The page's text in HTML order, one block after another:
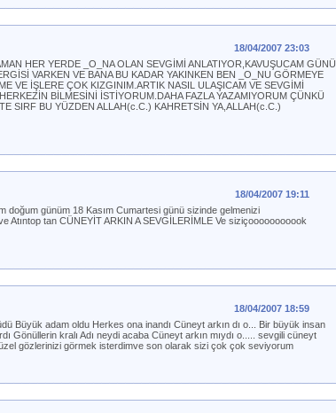
18/04/2007 23:03
HER YERDE _O_NA OLAN SEVGİMİ ANLATIYOR,KAVUŞUCAM GÜNÜ
VARKEN VE BANA BU KADAR YAKINKEN BEN _O_NU GÖRMEYE
VE İŞLERE ÇOK KIZGINIM.ARTIK NASIL ULAŞICAM VE SEVGİMİ
BİLMESİNİ İSTİYORUM.DAHA FAZLA YAZAMIYORUM ÇÜNKÜ
SIRF BU YÜZDEN ALLAH(c.C.) KAHRETSİN YA,ALLAH(c.C.)
18/04/2007 19:11
günüm 18 Kasım Cumartesi günü sizinde gelmenizi
tan CÜNEYİT ARKIN A SEVGİLERİMLE Ve siziçooooooooook
18/04/2007 18:59
Büyük adam oldu Herkes ona inandı Cüneyt arkın dı o... Bir büyük insan
Gönüllerin kralı Adı neydi acaba Cüneyt arkın mıydı o..... sevgili cüneyt
gözlerinizi görmek isterdimve son olarak sizi çok çok seviyorum